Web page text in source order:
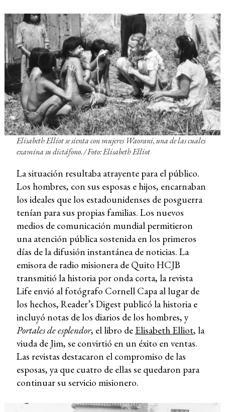
Elisabeth Elliot se sienta con mujeres Waorani, una de las cuales
examina su dictáfono. / Foto: Elisabeth Elliot
La situación resultaba atrayente para el público.
Los hombres, con sus esposas e hijos, encarnaban
los ideales que los estadounidenses de posguerra
tenían para sus propias familias. Los nuevos
medios de comunicación mundial permitieron
una atención pública sostenida en los primeros
días de la difusión instantánea de noticias. La
emisora de radio misionera de Quito HCJB
transmitió la historia por onda corta, la revista
Life envió al fotógrafo Cornell Capa al lugar de
los hechos, Reader’s Digest publicó la historia e
incluyó notas de los diarios de los hombres, y
Portales de esplendor, el libro de Elisabeth Elliot, la
viuda de Jim, se convirtió en un éxito en ventas.
Las revistas destacaron el compromiso de las
esposas, ya que cuatro de ellas se quedaron para
continuar su servicio misionero.